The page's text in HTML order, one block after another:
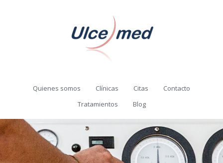
Quienes somos Clínicas Citas
Contacto
Tratamientos
Blog